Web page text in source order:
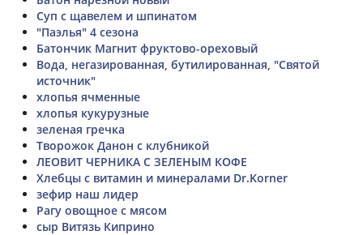
Суп с щавелем и шпинатом
"Паэлья" 4 сезона
Батончик Магнит фруктово-ореховый
Вода, негазированная, бутилированная, "Святой
источник"
хлопья ячменные
хлопья кукурузные
зеленая гречка
Творожок Данон с клубникой
ЛЕОВИТ ЧЕРНИКА С ЗЕЛЕНЫМ КОФЕ
Хлебцы с витамин и минералами Dr.Korner
зефир наш лидер
Рагу овощное с мясом
сыр Витязь Киприно